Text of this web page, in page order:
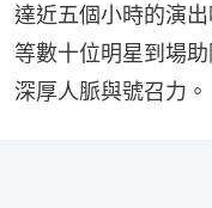
達近五個小時的演
等數十位明星到場
深厚人脈與號召力。